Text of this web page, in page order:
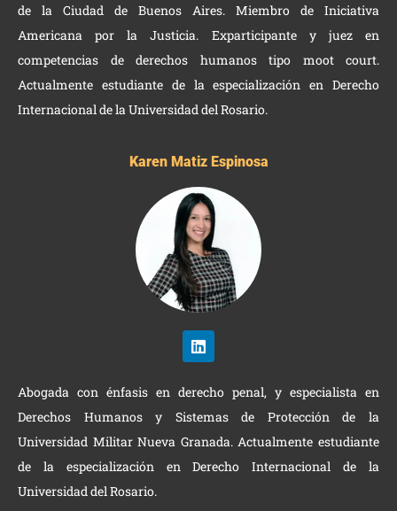
de la Ciudad de Buenos Aires. Miembro de Iniciativa
Americana por la Justicia. Exparticipante y juez en
competencias de derechos humanos tipo moot court.
Actualmente estudiante de la especialización en Derecho
Internacional de la Universidad del Rosario.
Karen Matiz Espinosa
Abogada con énfasis en derecho penal, y especialista en
Derechos Humanos y Sistemas de Protección de la
Universidad Militar Nueva Granada. Actualmente estudiante
de la especialización en Derecho Internacional de la
Universidad del Rosario.